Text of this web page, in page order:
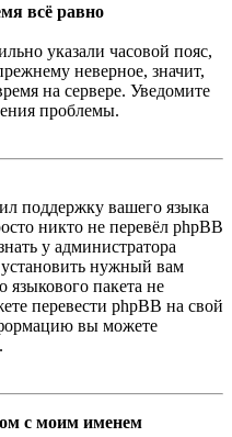
всё равно
указали часовой пояс,
неверное, значит,
на сервере. Уведомите
проблемы.
поддержку вашего языка
никто не перевёл phpBB
у администратора
нужный вам
языкового пакета не
перевести phpBB на свой
вы можете
с моим именем